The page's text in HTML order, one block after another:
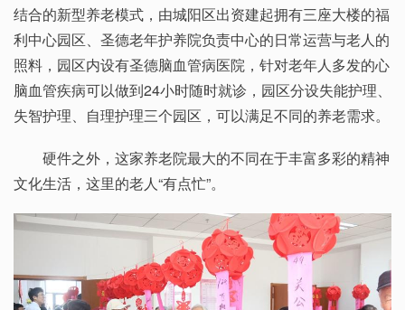
结合的新型养老模式，由城阳区出资建起拥有三座大楼的福
利中心园区、圣德老年护养院负责中心的日常运营与老人的
照料，园区内设有圣德脑血管病医院，针对老年人多发的心
脑血管疾病可以做到24小时随时就诊，园区分设失能护理、
失智护理、自理护理三个园区，可以满足不同的养老需求。
硬件之外，这家养老院最大的不同在于丰富多彩的精神
文化生活，这里的老人“有点忙”。